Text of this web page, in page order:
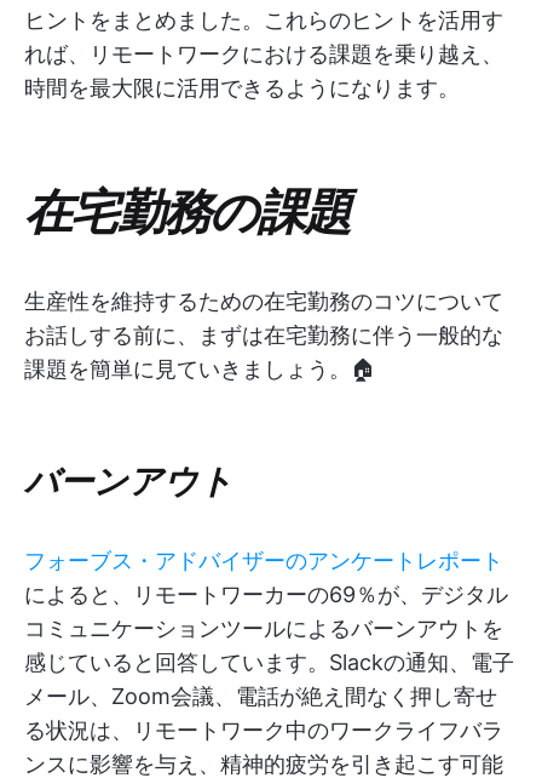
ヒントをまとめました。これらのヒントを活用す
れば、リモートワークにおける課題を乗り越え、
時間を最大限に活用できるようになります。
在宅勤務の課題
生産性を維持するための在宅勤務のコツについて
お話しする前に、まずは在宅勤務に伴う一般的な
課題を簡単に見ていきましょう。🏠
バーンアウト
フォーブス・アドバイザーのアンケートレポート
によると、リモートワーカーの69％が、デジタル
コミュニケーションツールによるバーンアウトを
感じていると回答しています。Slackの通知、電子
メール、Zoom会議、電話が絶え間なく押し寄せ
る状況は、リモートワーク中のワークライフバラ
ンスに影響を与え、精神的疲労を引き起こす可能